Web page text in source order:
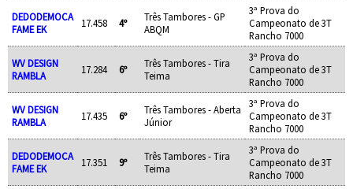
DEDODEMOCA
FAME EK
17.458 4º
Três Tambores - GP
ABQM
3ª Prova do
Campeonato de 3T
Rancho 7000
WV DESIGN
RAMBLA
17.284 6º
Três Tambores - Tira
Teima
3ª Prova do
Campeonato de 3T
Rancho 7000
WV DESIGN
RAMBLA
17.435 6º
Três Tambores - Aberta
Júnior
3ª Prova do
Campeonato de 3T
Rancho 7000
DEDODEMOCA
FAME EK
17.351 9º
Três Tambores - Tira
Teima
3ª Prova do
Campeonato de 3T
Rancho 7000